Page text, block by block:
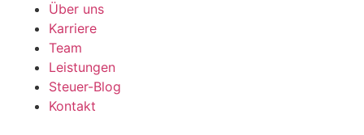
Über uns
Karriere
Team
Leistungen
Steuer-Blog
Kontakt